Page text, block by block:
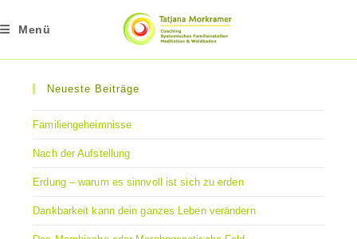
InhaltMenü
Neueste Beiträge
Familiengeheimnisse
Nach der Aufstellung
Erdung – warum es sinnvoll ist sich zu erden
Dankbarkeit kann dein ganzes Leben verändern